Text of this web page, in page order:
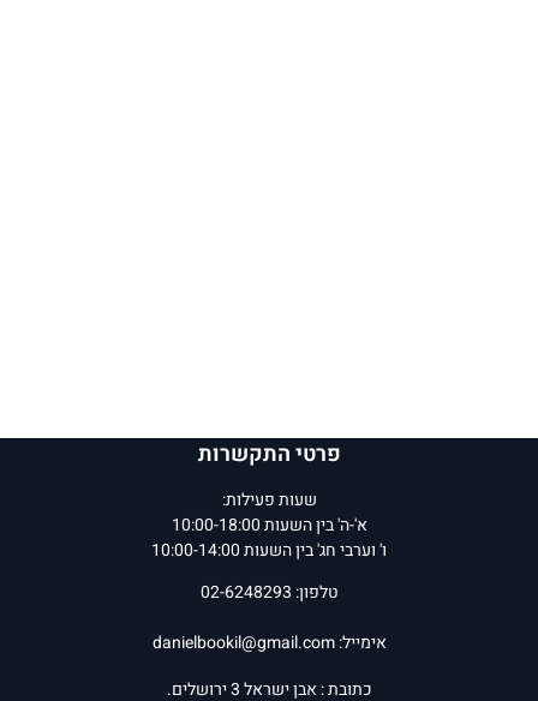
פרטי התקשרות
שעות פעילות:
א'-ה' בין השעות 10:00-18:00
ו' וערבי חג' בין השעות 10:00-14:00
טלפון: 02-6248293
אימייל:danielbookil@gmail.com
כתובת : אבן ישראל 3 ירושלים.